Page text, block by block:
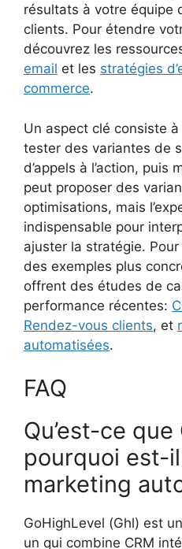
résultats à votre équipe
clients. Pour étendre
découvrez les
email et les stratégies
commerce.
Un aspect clé consiste
tester des variantes de
d’appels à l’action, puis
peut proposer des
optimisations, mais
indispensable pour
ajuster la stratégie.
des exemples plus
offrent des études de
performance récentes:
Rendez-vous clients, et
automatisées.
FAQ
Qu’est-ce que
pourquoi est-
marketing
GoHighLevel (Ghl) est
un qui combine CRM